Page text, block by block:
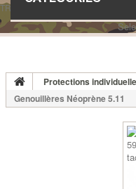
TRANSLATE THIS PAGE
Protections
Genouillères Néoprène 5.11